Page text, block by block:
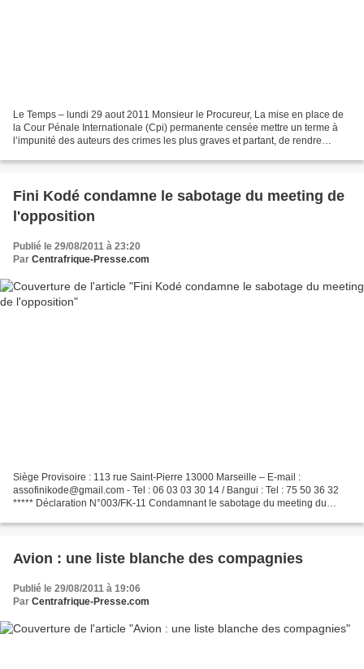
Le Temps – lundi 29 aout 2011 Monsieur le Procureur, La mise en place de
la Cour Pénale Internationale (Cpi) permanente censée mettre un terme à
l’impunité des auteurs des crimes les plus graves et partant, de rendre
Fini Kodé condamne le sabotage du meeting de
l'opposition
Publié le 29/08/2011 à 23:20
Par Centrafrique-Presse.com
Siège Provisoire : 113 rue Saint-Pierre 13000 Marseille – E-mail :
assofinikode@gmail.com - Tel : 06 03 03 30 14 / Bangui : Tel : 75 50 36 32
***** Déclaration N°003/FK-11 Condamnant le sabotage du meeting du
Avion : une liste blanche des compagnies
Publié le 29/08/2011 à 19:06
Par Centrafrique-Presse.com